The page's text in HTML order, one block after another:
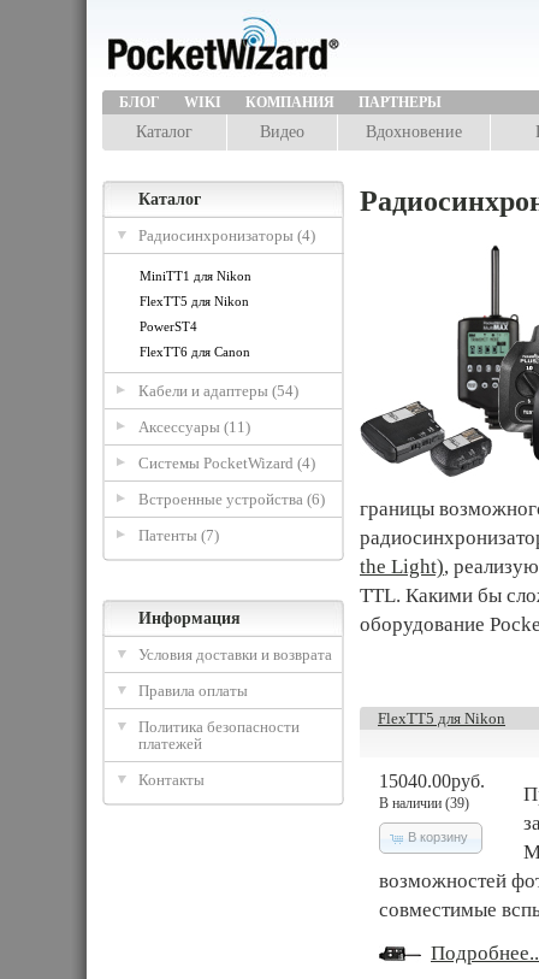
БЛОГ WIKI КОМПАНИЯ ПАРТНЕРЫ
Каталог Видео Вдохновение
Каталог
Радиосинхронизаторы (4)
MiniTT1 для Nikon
FlexTT5 для Nikon
PowerST4
FlexTT6 для Canon
Кабели и адаптеры (54)
Аксессуары (11)
Системы PocketWizard (4)
Встроенные устройства (6)
Патенты (7)
Информация
Условия доставки и возврата
Правила оплаты
Политика безопасности
платежей
Контакты
границы
the Light),
TTL. Какими бы
оборудование
FlexTT5 для Nikon
15040.00руб.
В наличии (39)
В корзину
возможностей
совместимые